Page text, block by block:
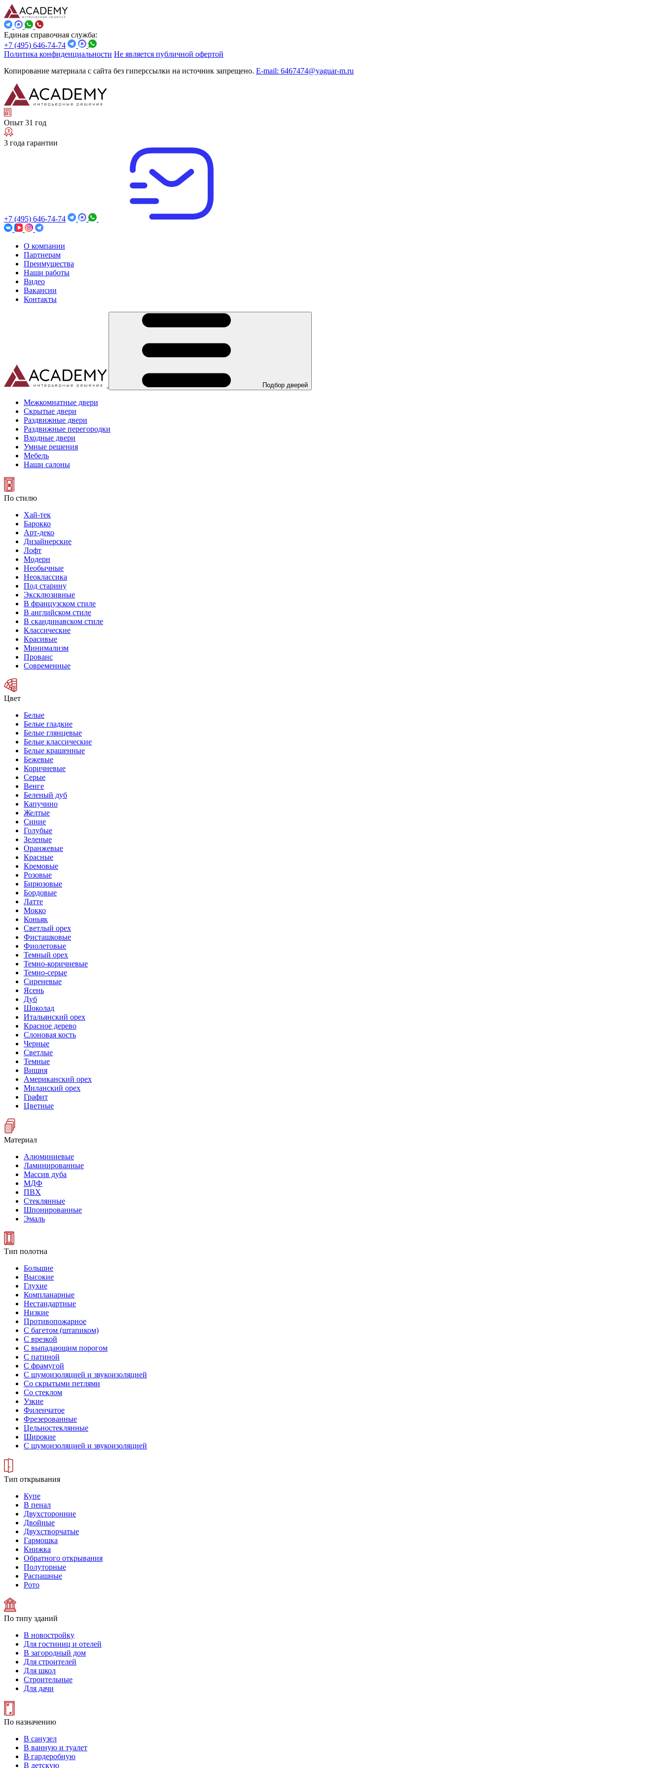
Единая справочная служба:
+7 (495) 646-74-74
Политика конфиденциальности Не является публичной офертой
Копирование материала с сайта без гиперссылки на источник запрещено. E-mail: 6467474@yaguar-m.ru
Опыт 31 год
3 года гарантии
+7 (495) 646-74-74
О компании
Партнерам
Преимущества
Наши работы
Видео
Вакансии
Контакты
Подбор дверей
Межкомнатные двери
Скрытые двери
Раздвижные двери
Раздвижные перегородки
Входные двери
Умные решения
Мебель
Наши салоны
По стилю
Хай-тек
Барокко
Арт-деко
Дизайнерские
Лофт
Модерн
Необычные
Неоклассика
Под старину
Эксклюзивные
В французском стиле
В английском стиле
В скандинавском стиле
Классические
Красивые
Минимализм
Прованс
Современные
Цвет
Белые
Белые гладкие
Белые глянцевые
Белые классические
Белые крашенные
Бежевые
Коричневые
Серые
Венге
Беленый дуб
Капучино
Желтые
Синие
Голубые
Зеленые
Оранжевые
Красные
Кремовые
Розовые
Бирюзовые
Бордовые
Латте
Мокко
Коньяк
Светлый орех
Фисташковые
Фиолетовые
Темный орех
Темно-коричневые
Темно-серые
Сиреневые
Ясень
Дуб
Шоколад
Итальянский орех
Красное дерево
Слоновая кость
Черные
Светлые
Темные
Вишня
Американский орех
Миланский орех
Графит
Цветные
Материал
Алюминиевые
Ламинированные
Массив дуба
МДФ
ПВХ
Стеклянные
Шпонированные
Эмаль
Тип полотна
Большие
Высокие
Глухие
Компланарные
Нестандартные
Низкие
Противопожарное
С багетом (штапиком)
С врезкой
С выпадающим порогом
С патиной
С фрамугой
С шумоизоляцией и звукоизоляцией
Со скрытыми петлями
Со стеклом
Узкие
Филенчатое
Фрезерованные
Цельностеклянные
Широкие
С шумоизоляцией и звукоизоляцией
Тип открывания
Купе
В пенал
Двухсторонние
Двойные
Двухстворчатые
Гармошка
Книжка
Обратного открывания
Полуторные
Распашные
Рото
По типу зданий
В новостройку
Для гостиниц и отелей
В загородный дом
Для строителей
Для школ
Строительные
Для дачи
По назначению
В санузел
В ванную и туалет
В гардеробную
В детскую